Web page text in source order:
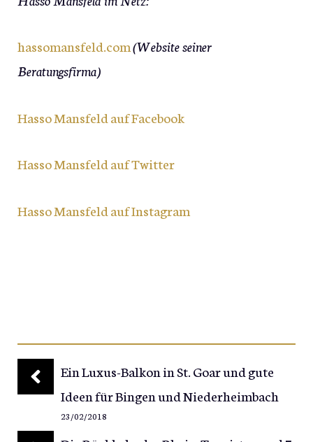
hassomansfeld.com(Website seiner
Beratungsfirma)
Hasso Mansfeld auf Facebook
Hasso Mansfeld auf Twitter
Hasso Mansfeld auf Instagram
Ein Luxus-Balkon in St. Goar und gute
Ideen für Bingen und Niederheimbach
23/02/2018